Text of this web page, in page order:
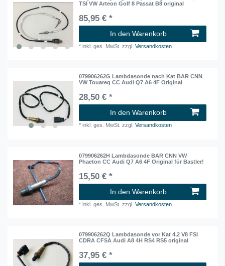
TSI VW Arteon Golf 8 Passat B8 original
85,95 € *
In den Warenkorb
*inkl. ges. MwSt. zzgl.Versandkosten
079906262G Lambdasonde nach Kat BAR CNN
VW Touareg CC Audi Q7 A6 4F Original
28,50 € *
In den Warenkorb
*inkl. ges. MwSt. zzgl.Versandkosten
079906262H Lambdasonde BAR CNN VW
Phaeton CC Audi Q7 A6 4F Original für Bastler!
15,50 € *
In den Warenkorb
*inkl. ges. MwSt. zzgl.Versandkosten
079906262Q Lambdasonde vor Kat 4,2 V8 FSI
CDRA CFSA Audi A8 4H RS4 RS5 original
37,95 € *